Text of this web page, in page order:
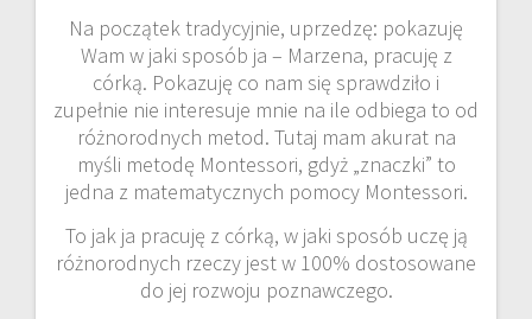
Na początek tradycyjnie, uprzedzę: pokazuję
Wam w jaki sposób ja – Marzena, pracuję z
córką. Pokazuję co nam się sprawdziło i
zupełnie nie interesuje mnie na ile odbiega to od
różnorodnych metod. Tutaj mam akurat na
myśli metodę Montessori, gdyż „znaczki” to
jedna z matematycznych pomocy Montessori.
To jak ja pracuję z córką, w jaki sposób uczę ją
różnorodnych rzeczy jest w 100% dostosowane
do jej rozwoju poznawczego.